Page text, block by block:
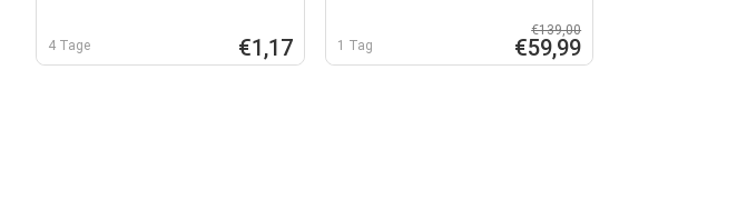
4 Tage €1,17 1 Tag
€139,00
€59,99